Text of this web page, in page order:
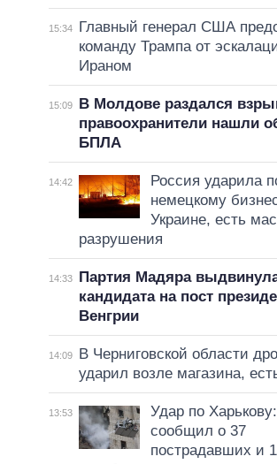
15:34
Главный генерал США
команду Трампа от
Ираном
15:09
В Молдове раздался
правоохранители нашли
БПЛА
14:42
Россия ударила
немецкому
Украине, есть
разрушения
14:33
Партия Мадяра
кандидата на пост
Венгрии
14:09
В Черниговской области
ударил возле магазина,
13:53
Удар по
сообщил о 37
пострадавших и 1